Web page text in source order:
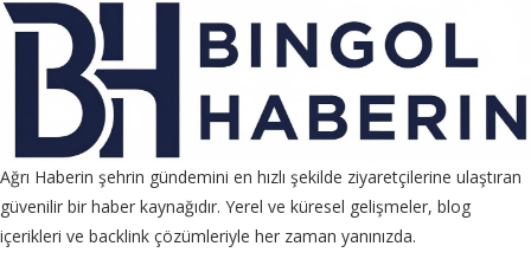
Ağrı Haberin şehrin gündemini en hızlı şekilde ziyaretçilerine ulaştıran
güvenilir bir haber kaynağıdır. Yerel ve küresel gelişmeler, blog
içerikleri ve backlink çözümleriyle her zaman yanınızda.